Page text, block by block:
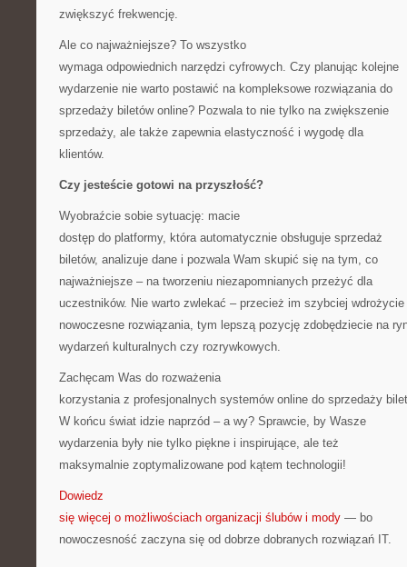
zwiększyć frekwencję.
Ale co najważniejsze? To wszystko
wymaga odpowiednich narzędzi cyfrowych. Czy planując kolejne
wydarzenie nie warto postawić na kompleksowe rozwiązania do
sprzedaży biletów online? Pozwala to nie tylko na zwiększenie
sprzedaży, ale także zapewnia elastyczność i wygodę dla
klientów.
Czy jesteście gotowi na przyszłość?
Wyobraźcie sobie sytuację: macie
dostęp do platformy, która automatycznie obsługuje sprzedaż
biletów, analizuje dane i pozwala Wam skupić się na tym, co
najważniejsze – na tworzeniu niezapomnianych przeżyć dla
uczestników. Nie warto zwlekać – przecież im szybciej wdrożycie
nowoczesne rozwiązania, tym lepszą pozycję zdobędziecie na
wydarzeń kulturalnych czy rozrywkowych.
Zachęcam Was do rozważenia
korzystania z profesjonalnych systemów online do sprzedaży
W końcu świat idzie naprzód – a wy? Sprawcie, by Wasze
wydarzenia były nie tylko piękne i inspirujące, ale też
maksymalnie zoptymalizowane pod kątem technologii!
Dowiedz
się więcej o możliwościach organizacji ślubów i mody — bo
nowoczesność zaczyna się od dobrze dobranych rozwiązań IT.